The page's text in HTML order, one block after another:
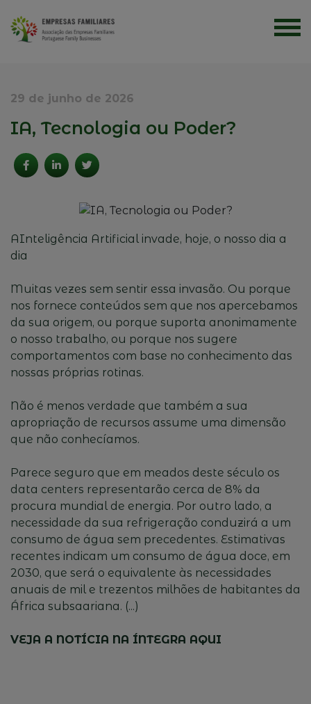
29 de junho de 2026
IA, Tecnologia ou Poder?
AInteligência Artificial invade, hoje, o nosso dia a
dia
Muitas vezes sem sentir essa invasão. Ou porque
nos fornece conteúdos sem que nos apercebamos
da sua origem, ou porque suporta anonimamente
o nosso trabalho, ou porque nos sugere
comportamentos com base no conhecimento das
nossas próprias rotinas.
Não é menos verdade que também a sua
apropriação de recursos assume uma dimensão
que não conhecíamos.
Parece seguro que em meados deste século os
data centers representarão cerca de 8% da
procura mundial de energia. Por outro lado, a
necessidade da sua refrigeração conduzirá a um
consumo de água sem precedentes. Estimativas
recentes indicam um consumo de água doce, em
2030, que será o equivalente às necessidades
anuais de mil e trezentos milhões de habitantes da
África subsaariana. (...)
VEJA A NOTÍCIA NA ÍNTEGRA AQUI